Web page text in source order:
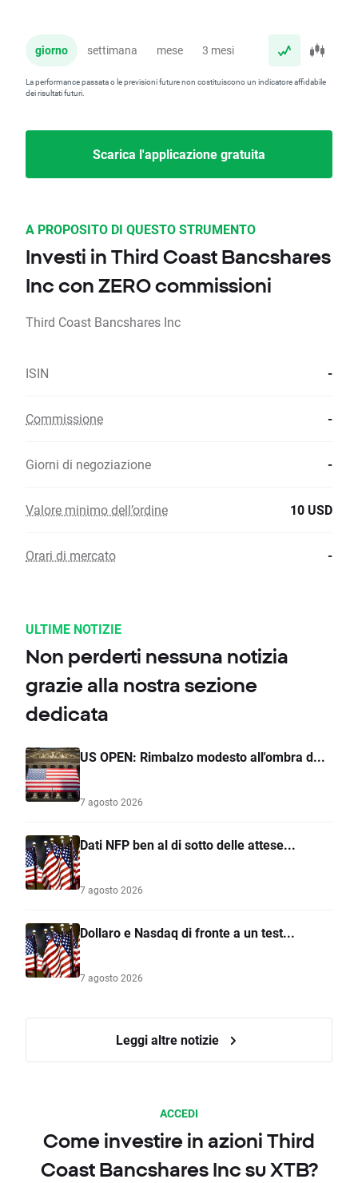
giorno settimana mese 3 mesi anno
La performance passata o le previsioni future non costituiscono un indicatore affidabile
dei risultati futuri.
Scarica l'applicazione gratuita
A PROPOSITO DI QUESTO STRUMENTO
Investi in Third Coast Bancshares
Inc con ZERO commissioni
Third Coast Bancshares Inc
ISIN -
Commissione -
Giorni di negoziazione -
Valore minimo dell’ordine 10 USD
Orari di mercato -
ULTIME NOTIZIE
Non perderti nessuna notizia
grazie alla nostra sezione
dedicata
US OPEN: Rimbalzo modesto all'ombra d...
7 agosto 2026
Dati NFP ben al di sotto delle attese...
7 agosto 2026
Dollaro e Nasdaq di fronte a un test...
7 agosto 2026
Leggi altre notizie
ACCEDI
Come investire in azioni Third
Coast Bancshares Inc su XTB?